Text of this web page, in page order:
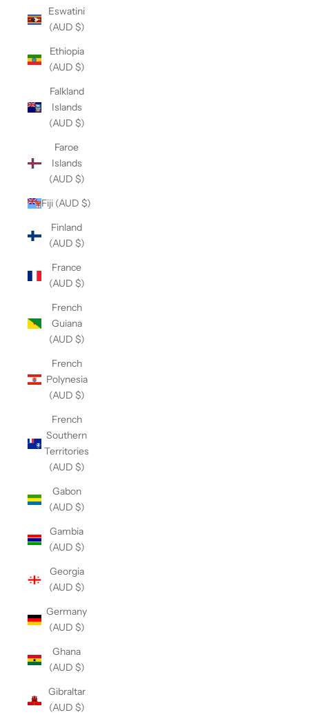
Eswatini
(AUD $)
Ethiopia
(AUD $)
Falkland
Islands
(AUD $)
Faroe
Islands
(AUD $)
Fiji (AUD $)
Finland
(AUD $)
France
(AUD $)
French
Guiana
(AUD $)
French
Polynesia
(AUD $)
French
Southern
Territories
(AUD $)
Gabon
(AUD $)
Gambia
(AUD $)
Georgia
(AUD $)
Germany
(AUD $)
Ghana
(AUD $)
Gibraltar
(AUD $)